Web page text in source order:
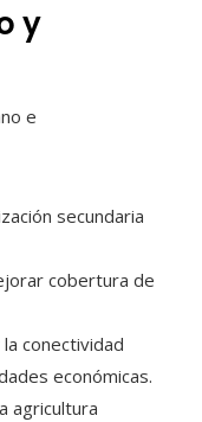
y
e
secundaria
cobertura de
conectividad
económicas.
agricultura